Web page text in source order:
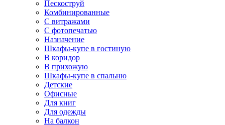
Пескоструй
Комбинированные
С витражами
С фотопечатью
Назначение
Шкафы-купе в гостиную
В коридор
В прихожую
Шкафы-купе в спальню
Детские
Офисные
Для книг
Для одежды
На балкон